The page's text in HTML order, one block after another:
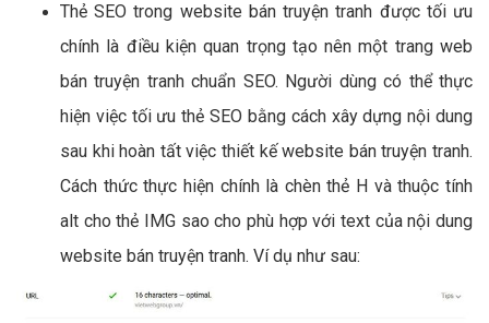
Thẻ SEO trong website bán truyện tranh được tối ưu
chính là điều kiện quan trọng tạo nên một trang web
bán truyện tranh chuẩn SEO. Người dùng có thể thực
hiện việc tối ưu thẻ SEO bằng cách xây dựng nội dung
sau khi hoàn tất việc thiết kế website bán truyện tranh.
Cách thức thực hiện chính là chèn thẻ H và thuộc tính
alt cho thẻ IMG sao cho phù hợp với text của nội dung
website bán truyện tranh. Ví dụ như sau: